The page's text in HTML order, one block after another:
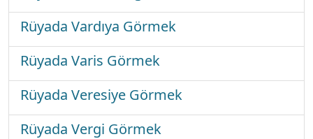
Rüyada Vardıya Görmek
Rüyada Varis Görmek
Rüyada Veresiye Görmek
Rüyada Vergi Görmek